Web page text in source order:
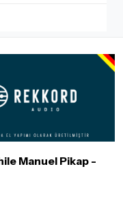
olduğunuz ürünü
göre farklılık
ürünün
emin olun.
Manuel Pikap -